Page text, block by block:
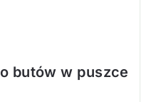
butów w puszce